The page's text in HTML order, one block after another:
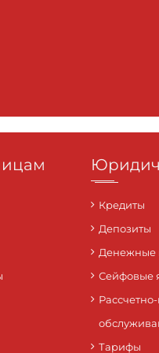
Кредиты
Депозиты
Денежные
Сейфовые
Тарифы